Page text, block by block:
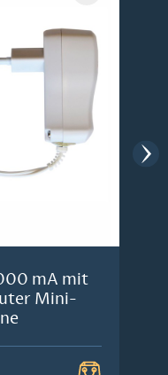
mA mit
Mini-